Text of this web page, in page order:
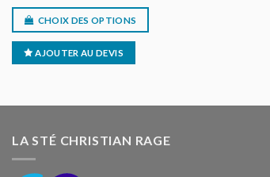
CHOIX DES OPTIONS
AJOUTER AU DEVIS
LA STÉ CHRISTIAN RAGE